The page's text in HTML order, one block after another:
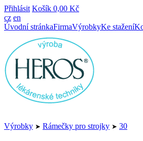
Přihlásit Košík 0,00 Kč
cz en
Úvodní stránkaFirmaVýrobkyKe stažení
Výrobky ➤ Rámečky pro strojky ➤ 30